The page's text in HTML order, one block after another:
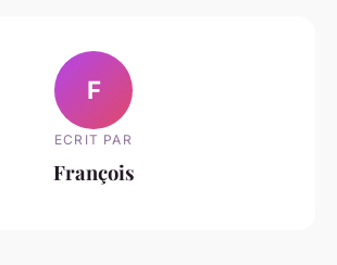
F
ECRIT PAR
François